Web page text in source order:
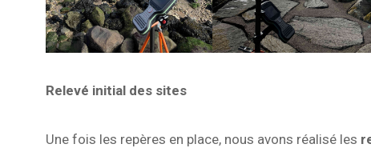
Relevé initial des sites
Une fois les repères en place, nous avons réalisé les